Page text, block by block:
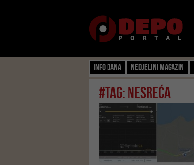
Info dana Nedjeljni magazin
#tag: nesreća